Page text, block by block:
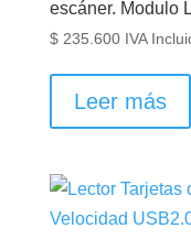
escáner. Modulo
$235.600 IVA
Leer más